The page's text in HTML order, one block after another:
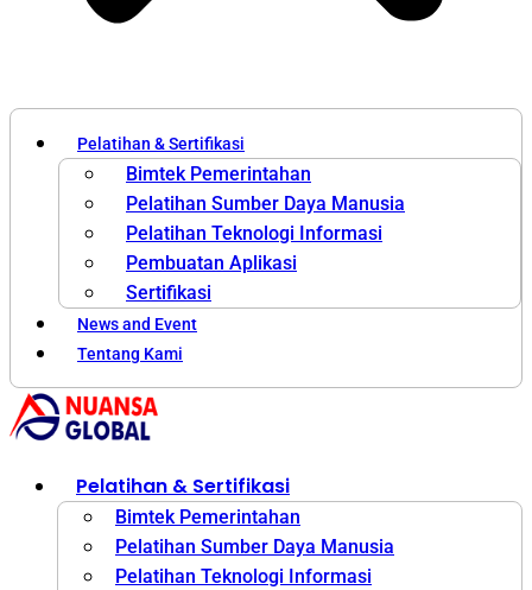
Pelatihan & Sertifikasi
Bimtek Pemerintahan
Pelatihan Sumber Daya Manusia
Pelatihan Teknologi Informasi
Pembuatan Aplikasi
Sertifikasi
News and Event
Tentang Kami
Pelatihan & Sertifikasi
Bimtek Pemerintahan
Pelatihan Sumber Daya Manusia
Pelatihan Teknologi Informasi